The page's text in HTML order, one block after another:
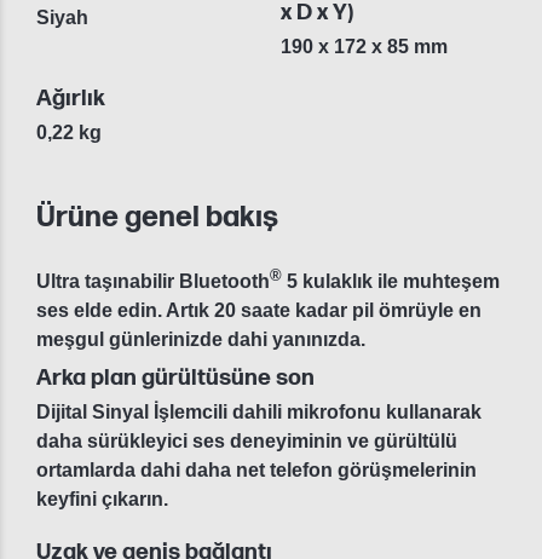
Siyah
x D x Y)
190 x 172 x 85 mm
Ağırlık
0,22 kg
Ürüne genel bakış
Ultra taşınabilir Bluetooth® 5 kulaklık ile muhteşem
ses elde edin. Artık 20 saate kadar pil ömrüyle en
meşgul günlerinizde dahi yanınızda.
Arka plan gürültüsüne son
Dijital Sinyal İşlemcili dahili mikrofonu kullanarak
daha sürükleyici ses deneyiminin ve gürültülü
ortamlarda dahi daha net telefon görüşmelerinin
keyfini çıkarın.
Uzak ve geniş bağlantı